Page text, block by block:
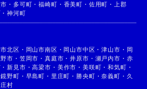
・ 多可町 ・福崎町 ・ 香美町 ・ 佐用町 ・
上郡
・神河町
北区 ・ 岡山市南区 ・ 岡山市中区 ・津山市 ・ 岡
市 ・ 笠岡市 ・真庭市 ・井原市 ・ 瀬戸内市 ・ 赤
・新見市 ・高梁市 ・ 美作市 ・ 美咲町 ・和気町 ・
鏡野町 ・ 早島町 ・ 里庄町 ・ 勝央町 ・奈義町 ・ 久
村